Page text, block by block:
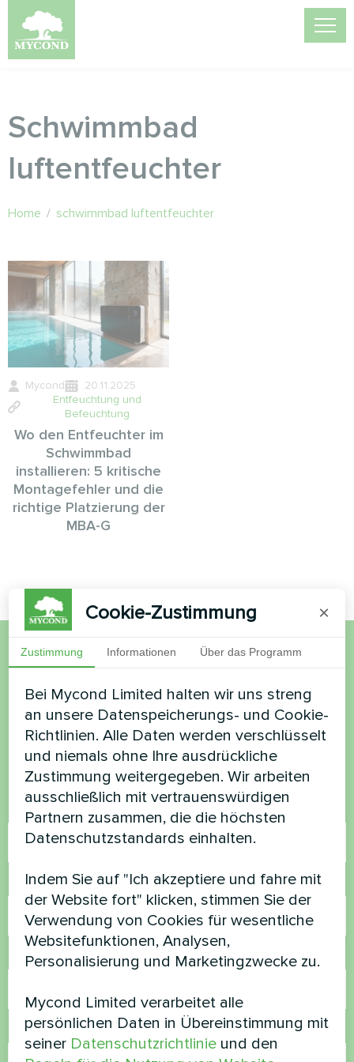
Schwimmbad
luftentfeuchter
Home / schwimmbad luftentfeuchter
Mycond
20.11.2025
Entfeuchtung und
Befeuchtung
Wo den Entfeuchter im
Schwimmbad
installieren: 5 kritische
Montagefehler und die
richtige Platzierung der
MBA-G
Möchten Sie kaufen oder
haben Sie Fragen?
Kontaktieren Sie uns und wir werden Ihnen
helfen
Name
Rufnummer
E-Mail
Kommentar
Cookie-Zustimmung ×
Zustimmung Informationen Über das Programm
Bei Mycond Limited halten wir uns streng
an unsere Datenspeicherungs- und Cookie-
Richtlinien. Alle Daten werden verschlüsselt
und niemals ohne Ihre ausdrückliche
Zustimmung weitergegeben. Wir arbeiten
ausschließlich mit vertrauenswürdigen
Partnern zusammen, die die höchsten
Datenschutzstandards einhalten.
Indem Sie auf "Ich akzeptiere und fahre mit
der Website fort" klicken, stimmen Sie der
Verwendung von Cookies für wesentliche
Websitefunktionen, Analysen,
Personalisierung und Marketingzwecke zu.
Mycond Limited verarbeitet alle
persönlichen Daten in Übereinstimmung mit
seiner Datenschutzrichtlinie und den